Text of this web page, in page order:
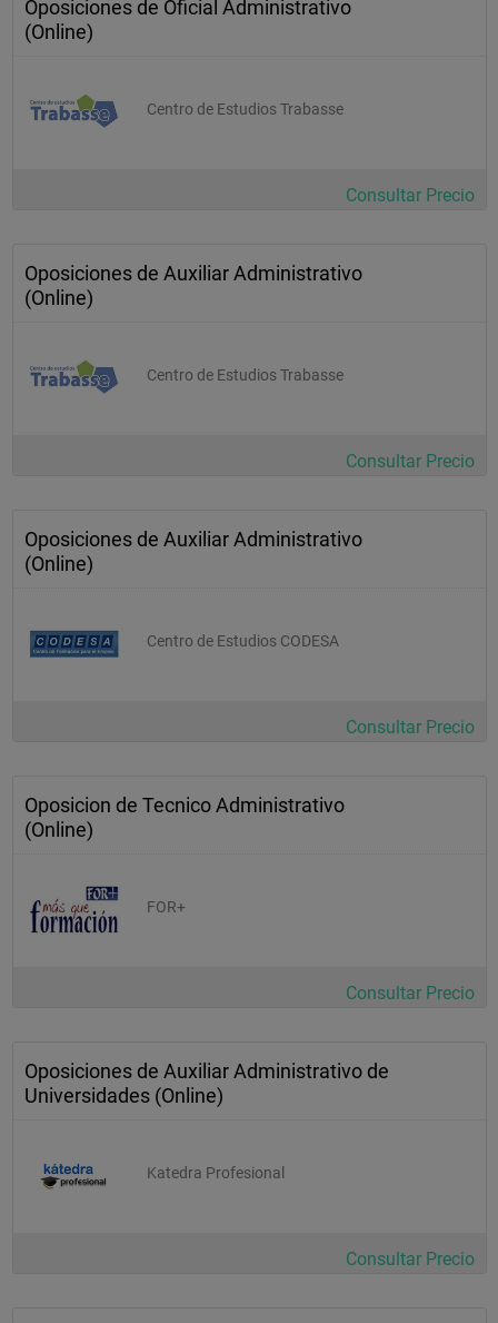
Oposiciones de Oficial Administrativo
(Online)
Centro de Estudios Trabasse
Consultar Precio
Oposiciones de Auxiliar Administrativo
(Online)
Centro de Estudios Trabasse
Consultar Precio
Oposiciones de Auxiliar Administrativo
(Online)
Centro de Estudios CODESA
Consultar Precio
Oposicion de Tecnico Administrativo
(Online)
FOR+
Consultar Precio
Oposiciones de Auxiliar Administrativo de
Universidades (Online)
Katedra Profesional
Consultar Precio